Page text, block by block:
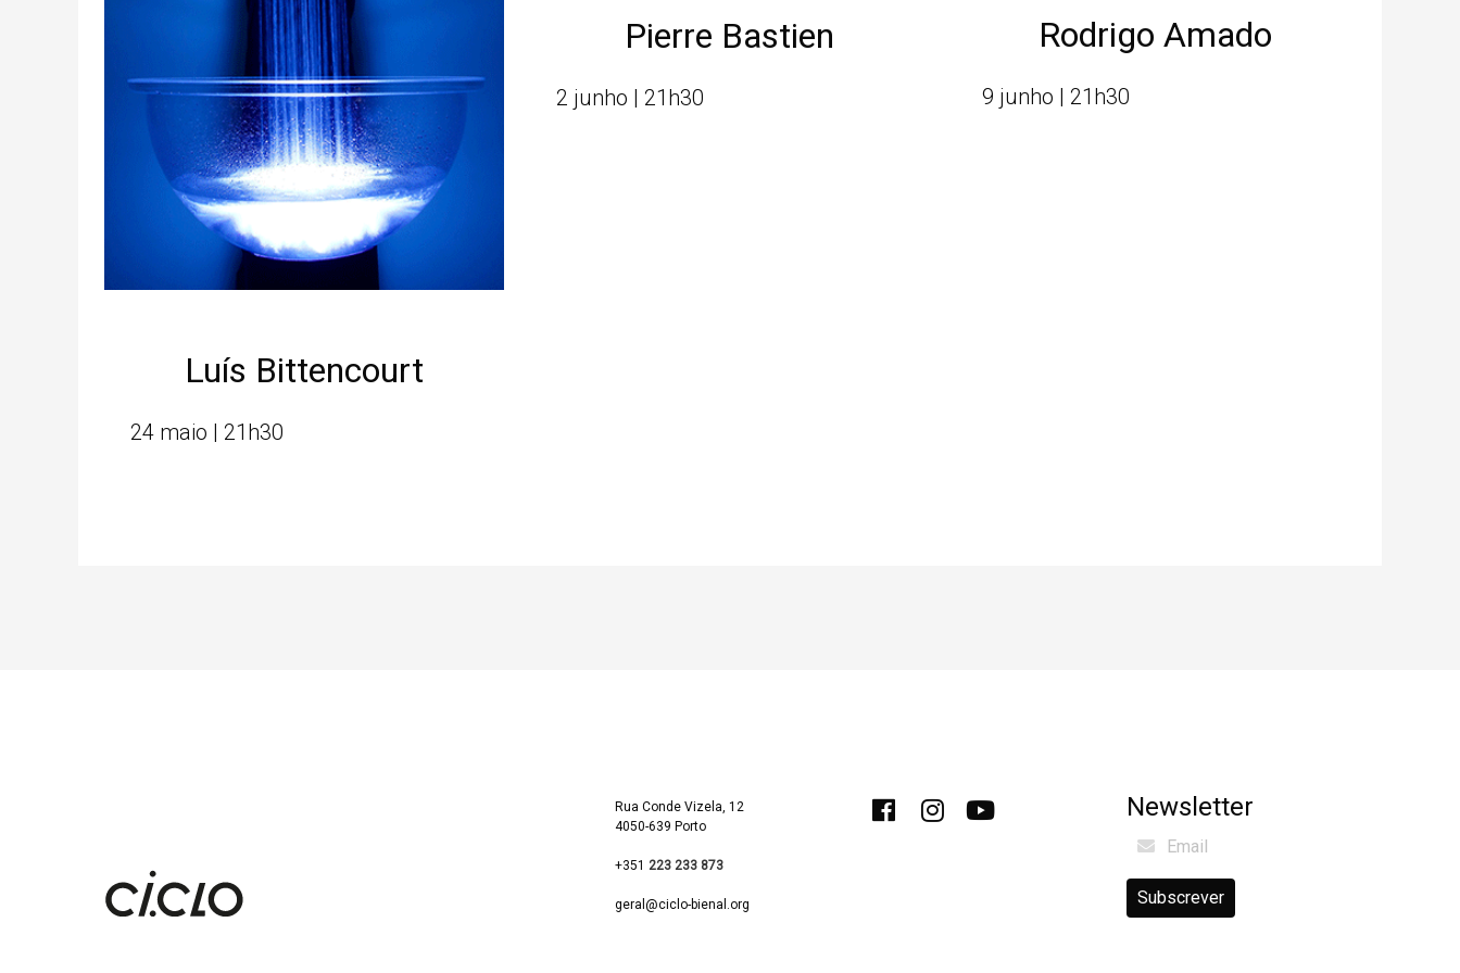
Luís Bittencourt
24 maio | 21h30
Pierre Bastien
2 junho | 21h30
Rodrigo Amado
9 junho | 21h30
Rua Conde Vizela, 12
4050-639 Porto
+351223 233 873
geral@ciclo-bienal.org
Newsletter